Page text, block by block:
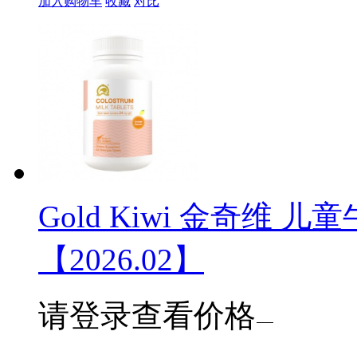
Gold Kiwi 金奇维 儿童
【2026.02】
请登录查看价格